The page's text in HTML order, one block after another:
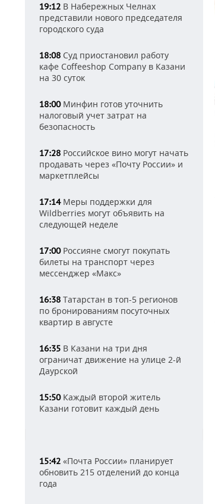
19:12 В Набережных Челнах
представили нового председателя
городского суда
18:08 Суд приостановил работу
кафе Coffeeshop Company в Казани
на 30 суток
18:00Минфин готов уточнить
налоговый учет затрат на
безопасность
17:28 Российское вино могут начать
продавать через «Почту России» и
маркетплейсы
17:14Меры поддержки для
Wildberries могут объявить на
следующей неделе
17:00Россияне смогут покупать
билеты на транспорт через
мессенджер «Макс»
16:38 Татарстан в топ-5 регионов
по бронированиям посуточных
квартир в августе
16:35 В Казани на три дня
ограничат движение на улице 2-й
Даурской
15:50Каждый второй житель
Казани готовит каждый день
15:42 «Почта России» планирует
обновить 215 отделений до конца
года